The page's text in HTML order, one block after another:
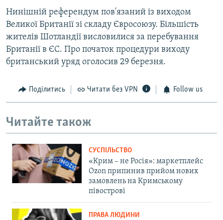
Нинішній референдум пов'язаний із виходом
Великої Британії зі складу Євросоюзу. Більшість
жителів Шотландії висловилися за перебування
Британії в ЄС. Про початок процедури виходу
британський уряд оголосив 29 березня.
Поділитись Читати без VPN Follow us
Читайте також
СУСПІЛЬСТВО
«Крим – не Росія»: маркетплейс
Ozon припинив прийом нових
замовлень на Кримському
півострові
ПРАВА ЛЮДИНИ